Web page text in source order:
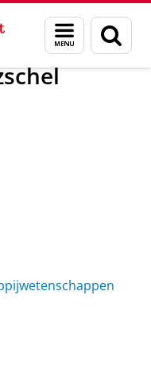
Menu
en
zoeken
Rietzschel